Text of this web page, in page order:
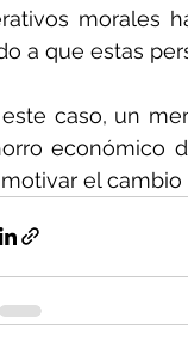
morales
a que estas
este caso, un
económico
el